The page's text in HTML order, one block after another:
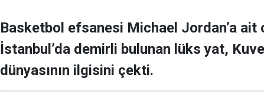
Basketbol efsanesi Michael Jordan’a ait
İstanbul’da demirli bulunan lüks yat,
dünyasının ilgisini çekti.